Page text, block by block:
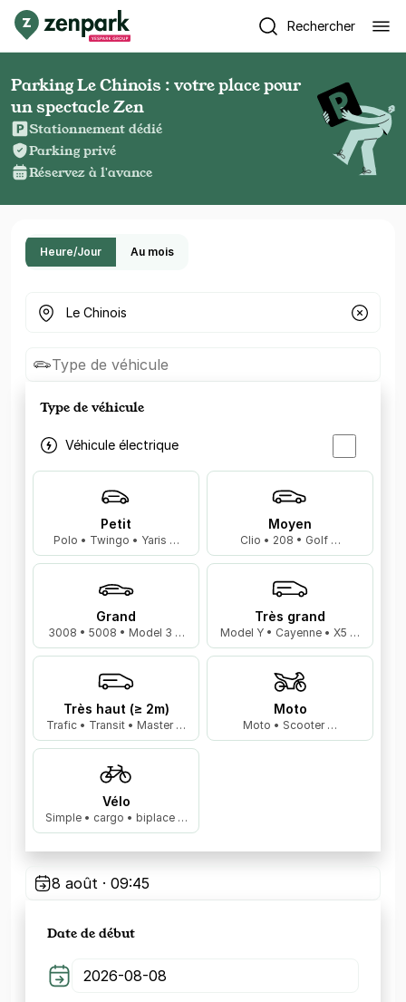
Rechercher
Parking Le Chinois : votre place pour
un spectacle Zen
Stationnement dédié
Parking privé
Réservez à l'avance
Heure/Jour Au mois
Où cherchez-vous un parking ?
Type de véhicule
Type de véhicule
Véhicule électrique
Petit
Polo • Twingo • Yaris …
Moyen
Clio • 208 • Golf …
Grand
3008 • 5008 • Model 3 …
Très grand
Model Y • Cayenne • X5 …
Très haut (≥ 2m)
Trafic • Transit • Master …
Moto
Moto • Scooter …
Vélo
Simple • cargo • biplace …
8 août · 09:45
Date de début